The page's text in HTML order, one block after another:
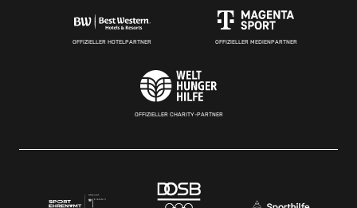
OFFIZIELLER HOTELPARTNER OFFIZIELLER MEDIENPARTNER
OFFIZIELLER CHARITY-PARTNER